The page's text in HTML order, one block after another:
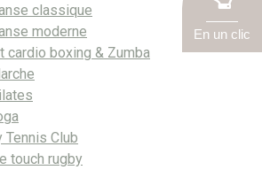
classique
moderne
cardio boxing & Zumba
Tennis Club
touch rugby
En un clic